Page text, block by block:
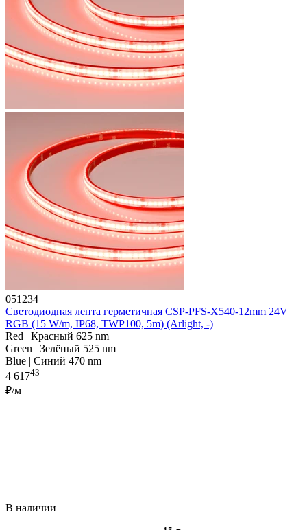
051234
Светодиодная лента герметичная CSP-PFS-X540-12mm 24V
RGB (15 W/m, IP68, TWP100, 5m) (Arlight, -)
Red | Красный 625 nm
Green | Зелёный 525 nm
Blue | Синий 470 nm
4 61743
₽/м
В наличии